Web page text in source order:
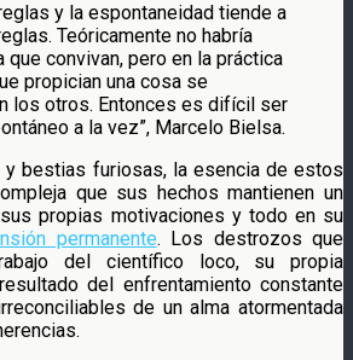
y la espontaneidad tiende a
Teóricamente no habría
que convivan, pero en la práctica
propician una cosa se
los otros. Entonces es difícil ser
a la vez”, Marcelo Bielsa.
y bestias furiosas, la esencia de estos
que sus hechos mantienen un
propias motivaciones y todo en su
permanente. Los destrozos que
del científico loco, su propia
del enfrentamiento constante
de un alma atormentada